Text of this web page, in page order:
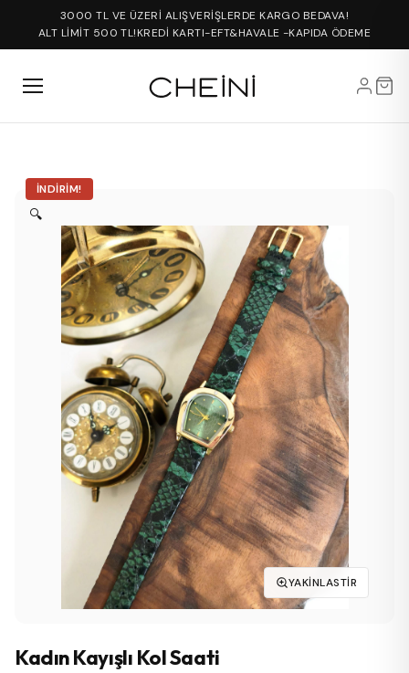
3000 TL VE ÜZERİ ALIŞVERİŞLERDE KARGO BEDAVA!
ALT LİMİT 500 TL!KREDİ KARTI-EFT&HAVALE -KAPIDA ÖDEME
İNDIRIM!
🔍
YAKINLASTIR
Kadın Kayışlı Kol Saati